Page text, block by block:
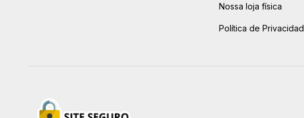
Nossa loja física
Política de